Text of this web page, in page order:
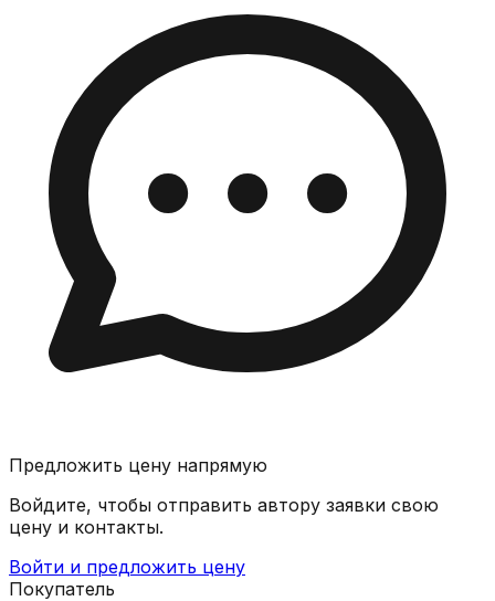
Предложить цену напрямую
Войдите, чтобы отправить автору заявки свою
цену и контакты.
Войти и предложить цену
Покупатель